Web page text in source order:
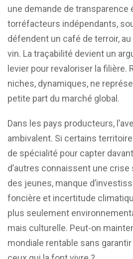
une demande de transparence
torréfacteurs indépendants,
défendent un café de terroir,
vin. La traçabilité devient un
levier pour revaloriser la filière.
niches, dynamiques, ne
petite part du marché global.
Dans les pays producteurs,
ambivalent. Si certains
de spécialité pour capter
d’autres connaissent une
des jeunes, manque
foncière et incertitude
plus seulement
mais culturelle. Peut-on
mondiale rentable sans